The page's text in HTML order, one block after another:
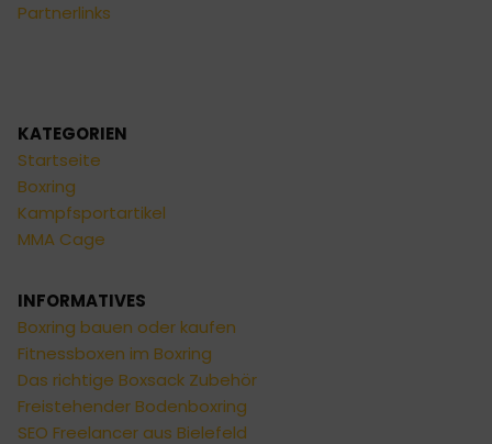
Partnerlinks
KATEGORIEN
Startseite
Boxring
Kampfsportartikel
MMA Cage
INFORMATIVES
Boxring bauen oder kaufen
Fitnessboxen im Boxring
Das richtige Boxsack Zubehör
Freistehender Bodenboxring
SEO Freelancer aus Bielefeld